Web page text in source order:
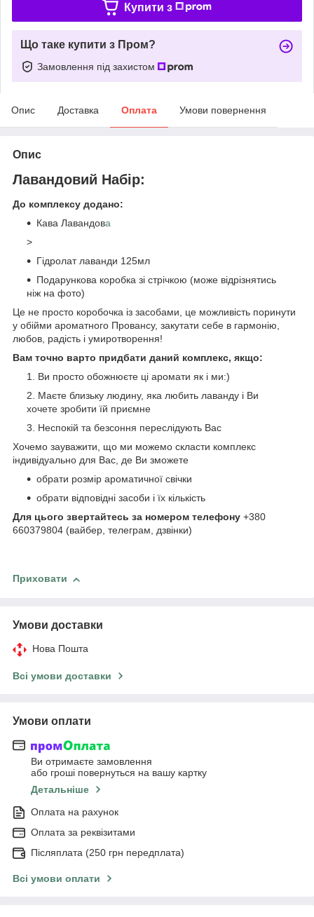
Купити з
Що таке купити з Пром?
Замовлення під захистом
Опис Доставка Оплата Умови повернення
Опис
Лавандовий Набір:
До комплексу додано:
Кава Лавандова
>
Гідролат лаванди 125мл
Подарункова коробка зі стрічкою (може відрізнятись
ніж на фото)
Це не просто коробочка із засобами, це можливість поринути
у обійми ароматного Провансу, закутати себе в гармонію,
любов, радість і умиротворення!
Вам точно варто придбати даний комплекс, якщо:
Ви просто обожнюєте ці аромати як і ми:)
Маєте близьку людину, яка любить лаванду і Ви
хочете зробити їй приємне
Неспокій та безсоння переслідують Вас
Хочемо зауважити, що ми можемо скласти комплекс
індивідуально для Вас, де Ви зможете
обрати розмір ароматичної свічки
обрати відповідні засоби і їх кількість
Для цього звертайтесь за номером телефону +380
660379804 (вайбер, телеграм, дзвінки)
Приховати
Умови доставки
Нова Пошта
Всі умови доставки
Умови оплати
Ви отримаєте замовлення
або гроші повернуться на вашу картку
Детальніше
Оплата на рахунок
Оплата за реквізитами
Післяплата (250 грн передплата)
Всі умови оплати